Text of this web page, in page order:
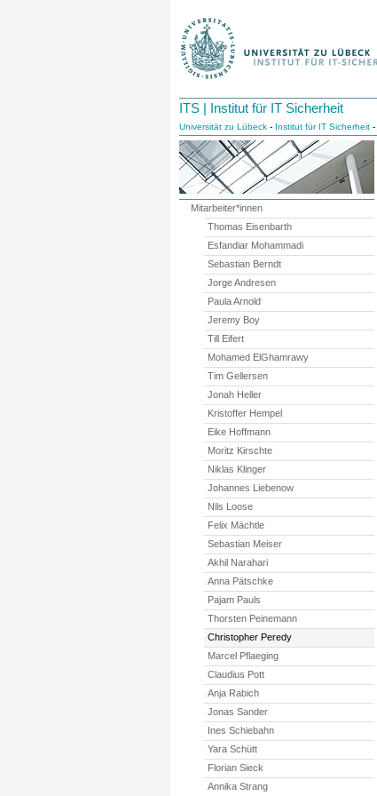
ITS | Institut für IT Sicherheit
Universität zu Lübeck - Institut für IT Sicherheit -
Mitarbeiter*innen
Thomas Eisenbarth
Esfandiar Mohammadi
Sebastian Berndt
Jorge Andresen
Paula Arnold
Jeremy Boy
Till Eifert
Mohamed ElGhamrawy
Tim Gellersen
Jonah Heller
Kristoffer Hempel
Eike Hoffmann
Moritz Kirschte
Niklas Klinger
Johannes Liebenow
Nils Loose
Felix Mächtle
Sebastian Meiser
Akhil Narahari
Anna Pätschke
Pajam Pauls
Thorsten Peinemann
Christopher Peredy
Marcel Pflaeging
Claudius Pott
Anja Rabich
Jonas Sander
Ines Schiebahn
Yara Schütt
Florian Sieck
Annika Strang